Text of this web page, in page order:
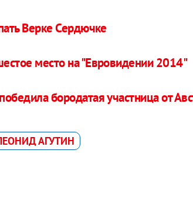
Верке Сердючке
место на "Евровидении 2014"
бородатая участница от
АГУТИН